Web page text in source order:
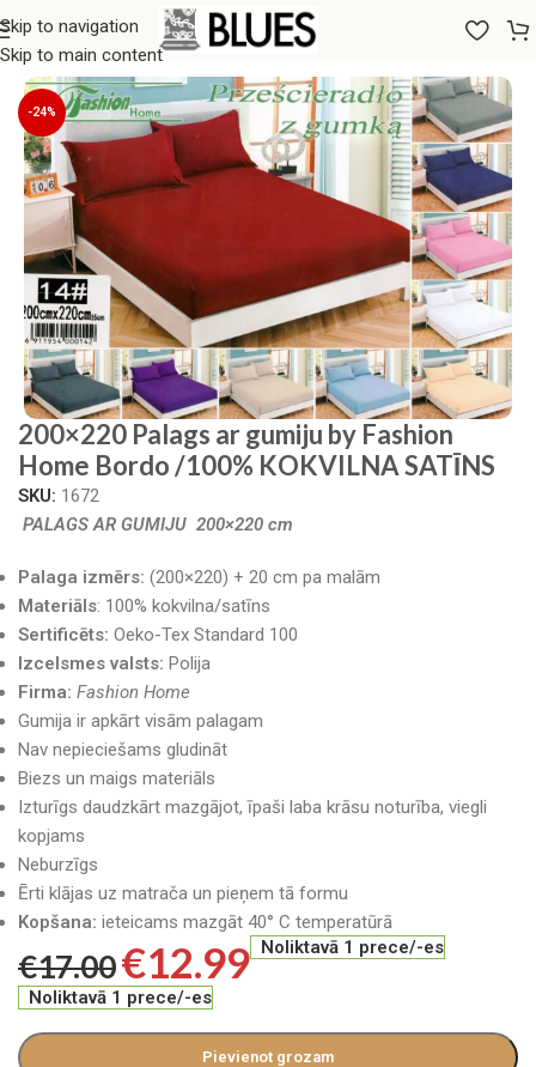
Skip to navigation
Skip to main content
Sākums/Gultas veļa/Palagi/Palagi ar gumiju
-24%
200×220 Palags ar gumiju by Fashion
Home Bordo /100% KOKVILNA SATĪNS
SKU: 1672
PALAGS AR GUMIJU 200×220 cm
Palaga izmērs: (200×220) + 20 cm pa malām
Materiāls: 100% kokvilna/satīns
Sertificēts: Oeko-Tex Standard 100
Izcelsmes valsts: Polija
Firma: Fashion Home
Gumija ir apkārt visām palagam
Nav nepieciešams gludināt
Biezs un maigs materiāls
Izturīgs daudzkārt mazgājot, īpaši laba krāsu noturība, viegli
kopjams
Neburzīgs
Ērti klājas uz matrača un pieņem tā formu
Kopšana: ieteicams mazgāt 40° C temperatūrā
€17.00€12.99 Noliktavā 1 prece/-es
Noliktavā 1 prece/-es
Pievienot grozam